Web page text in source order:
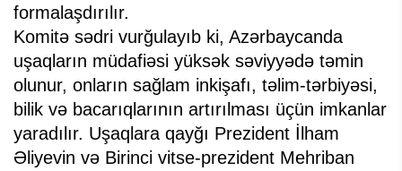
formalaşdırılır.
Komitə sədri vurğulayıb ki, Azərbaycanda
uşaqların müdafiəsi yüksək səviyyədə təmin
olunur, onların sağlam inkişafı, təlim-tərbiyəsi,
bilik və bacarıqlarının artırılması üçün imkanlar
yaradılır. Uşaqlara qayğı Prezident İlham
Əliyevin və Birinci vitse-prezident Mehriban